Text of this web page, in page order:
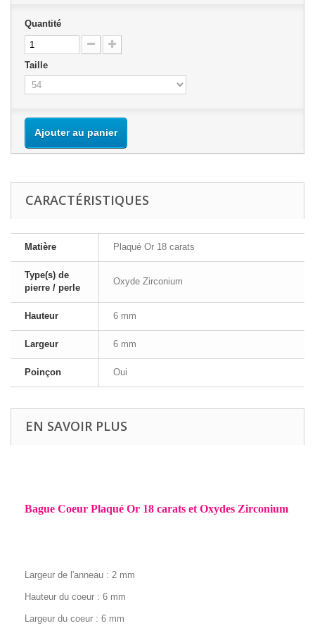
Quantité
Taille
Ajouter au panier
CARACTÉRISTIQUES
Matière Plaqué Or 18 carats
Type(s) de
pierre / perle
Oxyde Zirconium
Hauteur 6 mm
Largeur 6 mm
Poinçon Oui
EN SAVOIR PLUS
Bague Coeur Plaqué Or 18 carats et Oxydes Zirconium
Largeur de l'anneau : 2 mm
Hauteur du coeur : 6 mm
Largeur du coeur : 6 mm